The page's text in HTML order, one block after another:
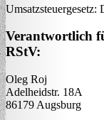
Umsatzsteuergesetz:
Verantwortlich
RStV:
Oleg Roj
Adelheidstr. 18A
86179 Augsburg